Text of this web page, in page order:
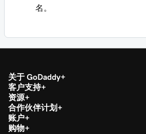
名。
关于 GoDaddy
客户支持
资源
合作伙伴计划
账户
购物